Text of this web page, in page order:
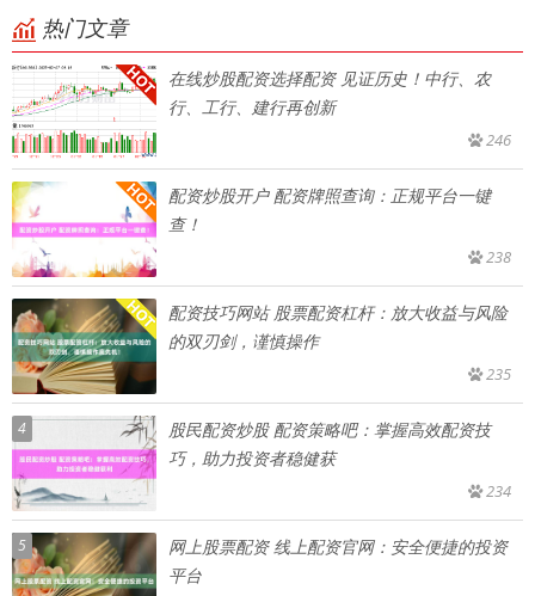
热门文章
在线炒股配资选择配资 见证历史！中行、农
行、工行、建行再创新
246
配资炒股开户 配资牌照查询：正规平台一键
查！
238
配资技巧网站 股票配资杠杆：放大收益与风险
的双刃剑，谨慎操作
235
4
股民配资炒股 配资策略吧：掌握高效配资技
巧，助力投资者稳健获
234
5
网上股票配资 线上配资官网：安全便捷的投资
平台